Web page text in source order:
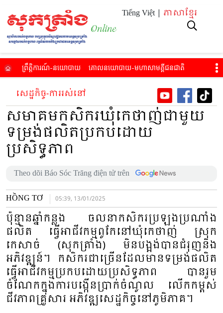
Tiếng Việt | ភាសាខ្មែរ
ព្រឹត្តិការណ៍​-នយោបាយ គោល​នយោបាយ​-មហាសាម​គ្គីជនជាតិ​
សេដ្ឋកិច្ច-ការរស់​នៅ អប់​រំ-សុខភាព វប្បធម៌​-កីឡា-ទេស​ចរណ៍​ វីដេអូ
អានកាសែតបោះពុម្ព
សេដ្ឋកិច្ច-ការរស់​នៅ
សមាគមកសិករ​ឃុំកេថាញ់​ជាមួយ​
ទម្រង់ផលិតប្រកបដោយ
ប្រសិទ្ធភាព
Theo dõi Báo Sóc Trăng điện tử trên
HỒNG TƠ
05:39, 13/01/2025
ប៉ុន្មានឆ្នាំកន្លង ចលនាកសិករប្រឡងប្រណាំង
ផលិត ធ្វើអាជីវកម្មពូកែនៅឃុំកេថាញ់ ស្រុក
កេសាច់ (សុកត្រាំង) មិនបង្អង់បានជំរុញនិង
អភិវឌ្ឍន៍។ កសិករជាច្រើនដែលមានទម្រង់ផលិត
ធ្វើអាជីវកម្មប្រកបដោយប្រសិទ្ធភាព បានរួម
ចំណែកក្នុងការបង្កើនប្រាក់ចំណូល លើកកម្ពស់
ជីវភាពគ្រួសារ អភិវឌ្ឍសេដ្ឋកិច្ចនៅភូមិភាគ។